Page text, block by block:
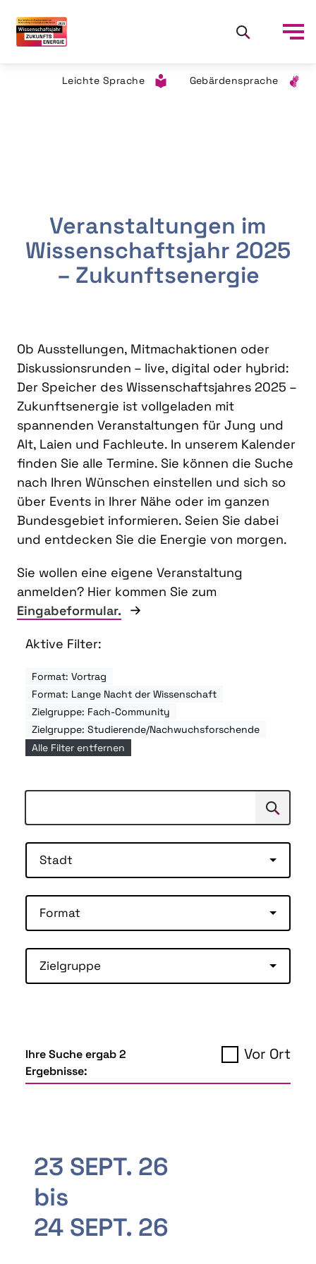
Leichte Sprache Gebärdensprache
Veranstaltungen im
Wissenschaftsjahr 2025
– Zukunftsenergie
Ob Ausstellungen, Mitmachaktionen oder
Diskussionsrunden – live, digital oder hybrid:
Der Speicher des Wissenschaftsjahres 2025 –
Zukunftsenergie ist vollgeladen mit
spannenden Veranstaltungen für Jung und
Alt, Laien und Fachleute. In unserem Kalender
finden Sie alle Termine. Sie können die Suche
nach Ihren Wünschen einstellen und sich so
über Events in Ihrer Nähe oder im ganzen
Bundesgebiet informieren. Seien Sie dabei
und entdecken Sie die Energie von morgen.
Sie wollen eine eigene Veranstaltung
anmelden? Hier kommen Sie zum
Eingabeformular.
Aktive Filter:
Format: Vortrag
Format: Lange Nacht der Wissenschaft
Zielgruppe: Fach-Community
Zielgruppe: Studierende/Nachwuchsforschende
Alle Filter entfernen
Suchen
Stadt
Format
Zielgruppe
Ihre Suche ergab 2
Ergebnisse:
Vor Ort
23 SEPT. 26
bis
24 SEPT. 26